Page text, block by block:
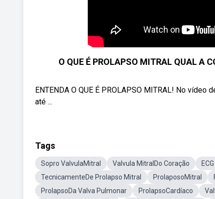
O QUE É PROLAPSO MITRAL QUAL A
ENTENDA O QUE É PROLAPSO MITRAL! No
até ...
Tags
Sopro ValvulaMitral Valvula MitralDo Coração
TecnicamenteDe Prolapso Mitral
ProlaposoMitral
ProlapsoDa Valva Pulmonar
ProlapsoCardíaco